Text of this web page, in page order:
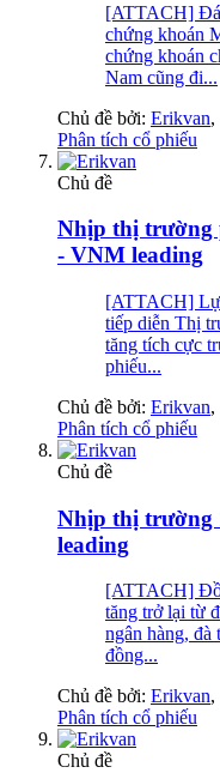
[ATTACH]
chứng khoán
chứng khoán
Nam cũng đi...
Chủ đề bởi: Erikvan,
Phân tích cổ phiếu
Chủ đề
Nhịp thị trường
- VNM leading
[ATTACH]
tiếp diễn Thị
tăng tích cực
phiếu...
Chủ đề bởi: Erikvan,
Phân tích cổ phiếu
Chủ đề
Nhịp thị trường
leading
[ATTACH]
tăng trở lại từ
ngân hàng, đà
đồng...
Chủ đề bởi: Erikvan,
Phân tích cổ phiếu
Chủ đề